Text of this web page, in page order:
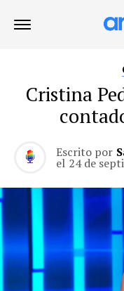
Cristina
Escrito por
el 24 de